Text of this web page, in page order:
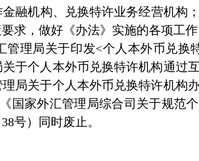
融机构、兑换特许业务经营机构
求，做好《办法》实施的各项工作
管理局关于印发<个人本外币兑换
于个人本外币兑换特许机构通过
局关于个人本外币兑换特许机构
国家外汇管理局综合司关于规范
38号）同时废止。